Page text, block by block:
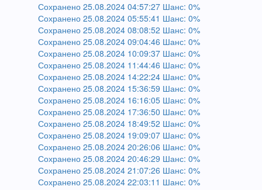
Сохранено 25.08.2024 04:57:27 Шанс: 0%
Сохранено 25.08.2024 05:55:41 Шанс: 0%
Сохранено 25.08.2024 08:08:52 Шанс: 0%
Сохранено 25.08.2024 09:04:46 Шанс: 0%
Сохранено 25.08.2024 10:09:37 Шанс: 0%
Сохранено 25.08.2024 11:44:46 Шанс: 0%
Сохранено 25.08.2024 14:22:24 Шанс: 0%
Сохранено 25.08.2024 15:36:59 Шанс: 0%
Сохранено 25.08.2024 16:16:05 Шанс: 0%
Сохранено 25.08.2024 17:36:50 Шанс: 0%
Сохранено 25.08.2024 18:49:52 Шанс: 0%
Сохранено 25.08.2024 19:09:07 Шанс: 0%
Сохранено 25.08.2024 20:26:06 Шанс: 0%
Сохранено 25.08.2024 20:46:29 Шанс: 0%
Сохранено 25.08.2024 21:07:26 Шанс: 0%
Сохранено 25.08.2024 22:03:11 Шанс: 0%